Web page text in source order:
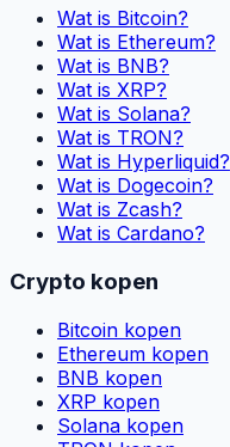
Wat is Bitcoin?
Wat is Ethereum?
Wat is BNB?
Wat is XRP?
Wat is Solana?
Wat is TRON?
Wat is Hyperliquid?
Wat is Dogecoin?
Wat is Zcash?
Wat is Cardano?
Crypto kopen
Bitcoin kopen
Ethereum kopen
BNB kopen
XRP kopen
Solana kopen